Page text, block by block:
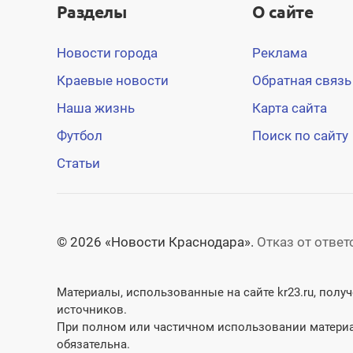
Разделы
Новости города
Краевые новости
Наша жизнь
Футбол
Статьи
О сайте
Реклама
Обратная связь
Карта сайта
Поиск по сайту
© 2026 «Новости Краснодара». Отказ от
Материалы, использованные на сайте kr23.ru,
источников.
При полном или частичном использовании
обязательна.